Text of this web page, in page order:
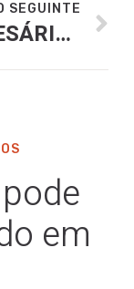
SEGUINTE
EMPRESÁRIOS COBRAM URGÊNCIA NA IMPLEMENTAÇÃO DO BEM E PRONAMPE
em